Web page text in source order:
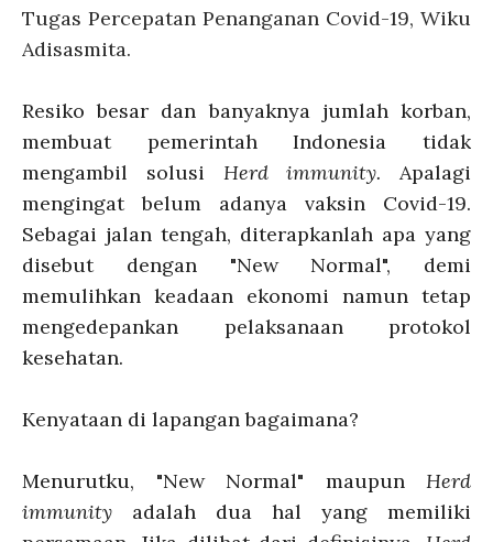
Tugas Percepatan Penanganan Covid-19, Wiku
Adisasmita.
Resiko besar dan banyaknya jumlah korban,
membuat pemerintah Indonesia tidak
mengambil solusi Herd immunity. Apalagi
mengingat belum adanya vaksin Covid-19.
Sebagai jalan tengah, diterapkanlah apa yang
disebut dengan "New Normal", demi
memulihkan keadaan ekonomi namun tetap
mengedepankan pelaksanaan protokol
kesehatan.
Kenyataan di lapangan bagaimana?
Menurutku, "New Normal" maupun Herd
immunity adalah dua hal yang memiliki